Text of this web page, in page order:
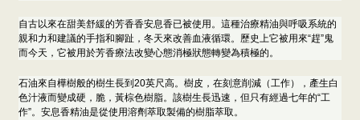
自古以來在甜美舒緩的芳香香安息香已被使用。這種治療精油與呼吸系統的
親和力和建議的手指和腳趾，冬天來改善血液循環。歷史上它被用來“趕”鬼
而今天，它被用於芳香療法改變心態消極狀態轉變為積極的。
石油來自樺樹般的樹生長到20英尺高。樹皮，在刻意削減（工作），產生白
色汁液而變成硬，脆，黃棕色樹脂。該樹生長迅速，但只有經過七年的“工
作”。安息香精油是從使用溶劑萃取製備的樹脂萃取。